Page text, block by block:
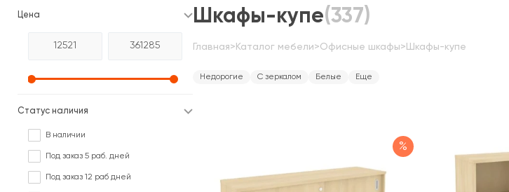
Цена
Статус наличия
В наличии
Под заказ 5 раб. дней
Под заказ 12 раб дней
Шкафы-купе(337)
Главная> Каталог мебели>Офисные шкафы> Шкафы-купе
Недорогие С зеркалом Белые Еще
%